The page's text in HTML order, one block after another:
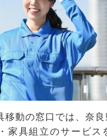
移動の窓口では、奈
家具組立のサービス